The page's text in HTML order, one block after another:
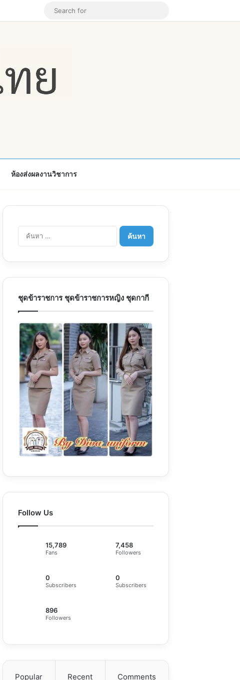
Instagram
Random Article
ห้องส่งผลงานวิชาการ
ค้นหา
สำหรับ:
ชุดข้าราชการ ชุดข้าราชการหญิง ชุดกากี
Follow Us
15,789
Fans
7,458
Followers
0
Subscribers
0
Subscribers
896
Followers
Popular Recent Comments